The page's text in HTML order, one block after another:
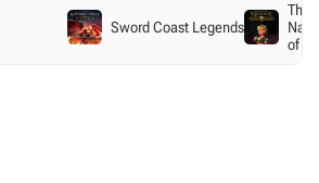
Sword Coast Legends
The
of